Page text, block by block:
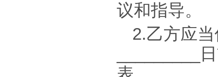
议和指导。
2.乙方应
_________